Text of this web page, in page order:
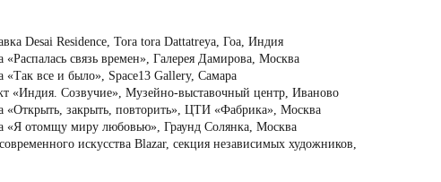
Desai Residence, Tora tora Dattatreya, Гоа, Индия
«Распалась связь времен», Галерея Дамирова, Москва
«Так все и было», Space13 Gallery, Самара
«Индия. Созвучие», Музейно-выставочный центр, Иваново
«Открыть, закрыть, повторить», ЦТИ «Фабрика», Москва
«Я отомщу миру любовью», Граунд Солянка, Москва
искусства Blazar, секция независимых художников,